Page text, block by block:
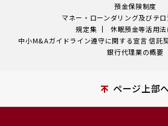
預金保険制度
マネー・ローンダリング及びテ
規定集
休眠預金等活用
中小M&Aガイドライン遵守に関する宣言 信託
銀行代理業の概要
ページ上部